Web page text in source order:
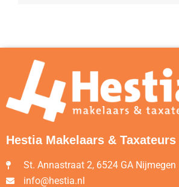
Hestia Makelaars & Taxateurs
St. Annastraat 2, 6524 GA Nijmegen
info@hestia.nl